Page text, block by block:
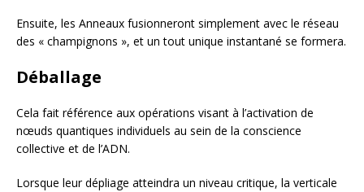
Ensuite, les Anneaux fusionneront simplement avec le réseau
des « champignons », et un tout unique instantané se formera.
Déballage
Cela fait référence aux opérations visant à l’activation de
nœuds quantiques individuels au sein de la conscience
collective et de l’ADN.
Lorsque leur dépliage atteindra un niveau critique, la verticale